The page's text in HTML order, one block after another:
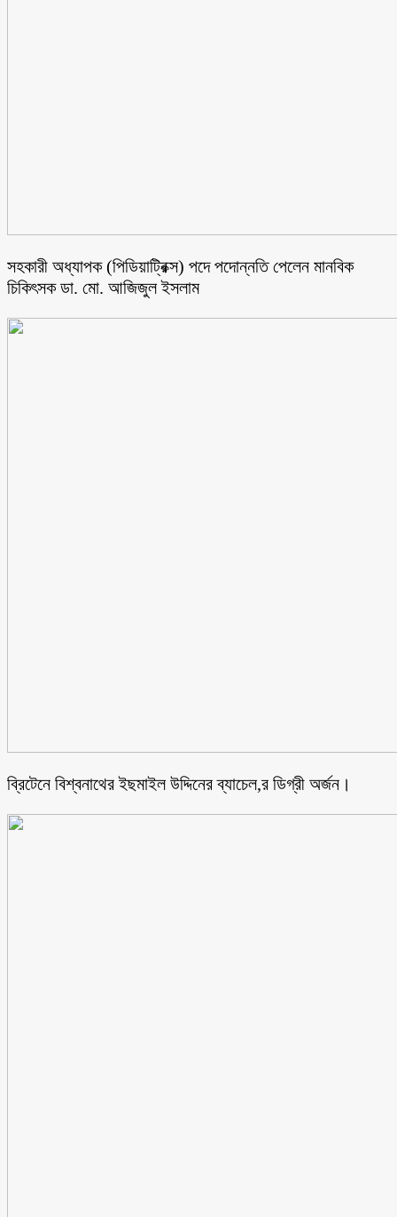
সহকারী অধ্যাপক (পিডিয়াট্রিক্স) পদে পদোন্নতি পেলেন মানবিক
চিকিৎসক ডা. মো. আজিজুল ইসলাম
ব্রিটেনে বিশ্বনাথের ইছমাইল উদ্দিনের ব্যাচেল,র ডিগ্রী অর্জন।